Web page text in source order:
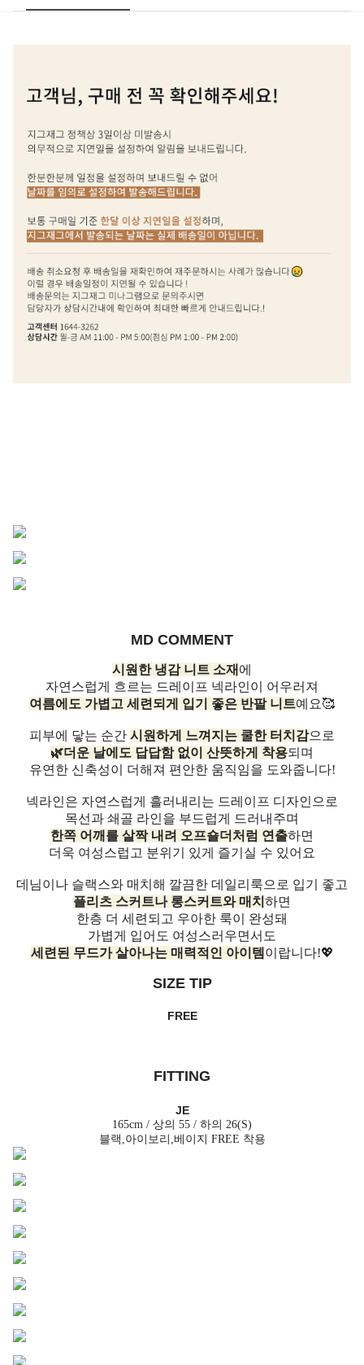
MD COMMENT
시원한 냉감 니트 소재 에
자연스럽게 흐르는 드레이프 넥라인이 어우러져
여름에도 가볍고 세련되게 입기 좋은 반팔 니트예요🥰
피부에 닿는 순간 시원하게 느껴지는 쿨한 터치감으로
🌿더운 날에도 답답함 없이 산뜻하게 착용되며
유연한 신축성이 더해져 편안한 움직임을 도와줍니다!
넥라인은 자연스럽게 흘러내리는 드레이프 디자인으로
목선과 쇄골 라인을 부드럽게 드러내주며
한쪽 어깨를 살짝 내려 오프숄더처럼 연출하면
더욱 여성스럽고 분위기 있게 즐기실 수 있어요
데님이나 슬랙스와 매치해 깔끔한 데일리룩으로 입기 좋고
플리츠 스커트나 롱스커트와 매치 하면
한층 더 세련되고 우아한 룩이 완성돼
가볍게 입어도 여성스러우면서도
세련된 무드가 살아나는 매력적인 아이템 이랍니다!💖
SIZE TIP
FREE
FITTING
JE
165cm / 상의 55 / 하의 26(S)
블랙,아이보리,베이지 FREE 착용